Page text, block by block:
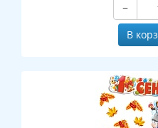
−
В